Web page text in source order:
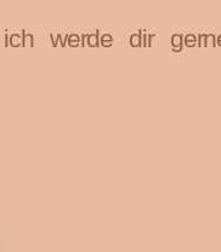
werde dir